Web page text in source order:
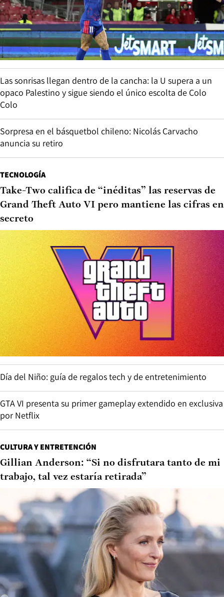
Las sonrisas llegan dentro de la cancha: la U supera a un
opaco Palestino y sigue siendo el único escolta de Colo
Colo
Sorpresa en el básquetbol chileno: Nicolás Carvacho
anuncia su retiro
TECNOLOGÍA
Take-Two califica de “inéditas” las reservas de
Grand Theft Auto VI pero mantiene las cifras en
secreto
Día del Niño: guía de regalos tech y de entretenimiento
GTA VI presenta su primer gameplay extendido en exclusiva
por Netflix
CULTURA Y ENTRETENCIÓN
Gillian Anderson: “Si no disfrutara tanto de mi
trabajo, tal vez estaría retirada”